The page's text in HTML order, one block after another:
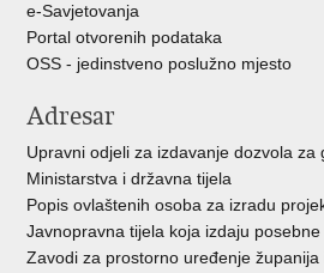
e-Savjetovanja
Portal otvorenih podataka
OSS - jedinstveno poslužno mjesto
Adresar
Upravni odjeli za izdavanje dozvola za
Ministarstva i državna tijela
Popis ovlaštenih osoba za izradu
Javnopravna tijela koja izdaju
Zavodi za prostorno uređenje županija